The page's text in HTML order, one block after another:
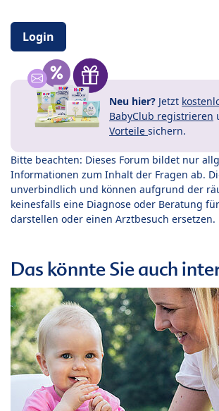
Login
Neu hier? Jetzt
BabyClub registrieren
Vorteile sichern.
Bitte beachten: Dieses Forum bildet nur
Informationen zum Inhalt der Fragen ab.
unverbindlich und können aufgrund der
keinesfalls eine Diagnose oder Beratung
darstellen oder einen Arztbesuch ersetzen.
Das könnte Sie auch